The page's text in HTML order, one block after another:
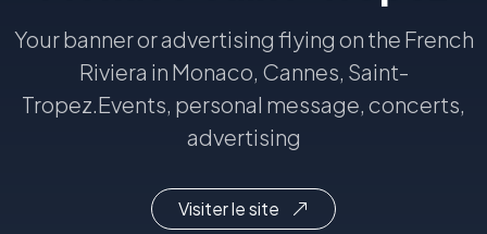
Your banner or advertising flying on the French
Riviera in Monaco, Cannes, Saint-
Tropez.Events, personal message, concerts,
advertising
Visiter le site